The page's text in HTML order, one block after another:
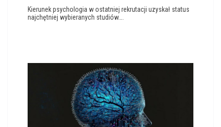
Kierunek psychologia w ostatniej rekrutacji uzyskał status
najchętniej wybieranych studiów….